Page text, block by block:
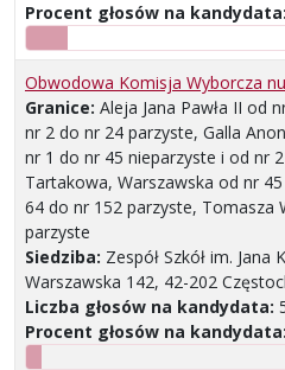
Procent głosów na kandydata:
Obwodowa Komisja Wyborcza
Granice: Aleja Jana Pawła II od
nr 2 do nr 24 parzyste, Galla
nr 1 do nr 45 nieparzyste i od nr
Tartakowa, Warszawska od nr
64 do nr 152 parzyste, Tomasza
parzyste
Siedziba: Zespół Szkół im. Jana
Warszawska 142, 42-202
Liczba głosów na kandydata:
Procent głosów na kandydata: